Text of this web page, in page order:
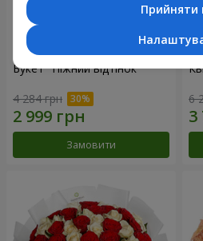
Букет "Ніжний відтінок"
4 284 грн
Замовити
6
Прийняти